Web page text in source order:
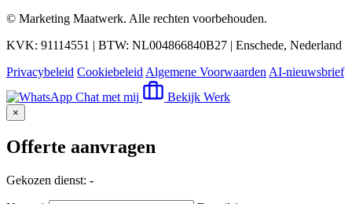
© Marketing Maatwerk. Alle rechten voorbehouden.
KVK: 91114551 | BTW: NL004866840B27 | Enschede, Nederland
Privacybeleid Cookiebeleid Algemene Voorwaarden AI-nieuwsbrief
Chat met mij
Bekijk Werk
×
Offerte aanvragen
Gekozen dienst: -